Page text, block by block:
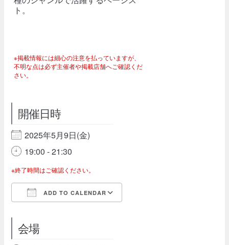
ト。
※掲載情報には細心の注意を払っていますが、
不明な点は必ず主催者や掲載店舗へご確認くだ
さい。
開催日時
2025年5月9日(金)
19:00 - 21:30
※終了時間はご確認ください。
ADD TO CALENDAR
会場